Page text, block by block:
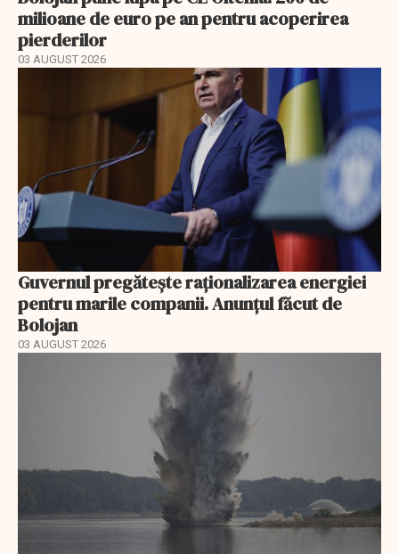
milioane de euro pe an pentru acoperirea
pierderilor
03 AUGUST 2026
Guvernul pregătește raționalizarea energiei
pentru marile companii. Anunțul făcut de
Bolojan
03 AUGUST 2026